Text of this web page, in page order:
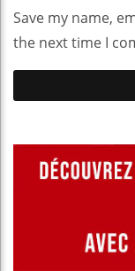
Save my name,
the next time I